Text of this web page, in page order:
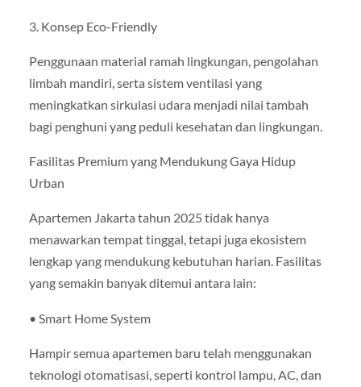
3. Konsep Eco-Friendly
Penggunaan material ramah lingkungan, pengolahan
limbah mandiri, serta sistem ventilasi yang
meningkatkan sirkulasi udara menjadi nilai tambah
bagi penghuni yang peduli kesehatan dan lingkungan.
Fasilitas Premium yang Mendukung Gaya Hidup
Urban
Apartemen Jakarta tahun 2025 tidak hanya
menawarkan tempat tinggal, tetapi juga ekosistem
lengkap yang mendukung kebutuhan harian. Fasilitas
yang semakin banyak ditemui antara lain:
• Smart Home System
Hampir semua apartemen baru telah menggunakan
teknologi otomatisasi, seperti kontrol lampu, AC, dan